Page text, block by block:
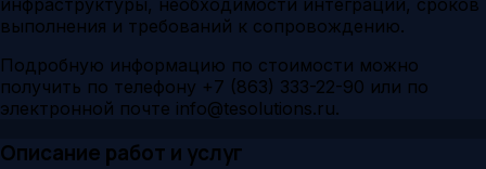
выполнения и требований к сопровождению.
Подробную информацию по стоимости можно
получить по телефону +7 (863) 333-22-90 или по
электронной почте info@tesolutions.ru.
Описание работ и услуг